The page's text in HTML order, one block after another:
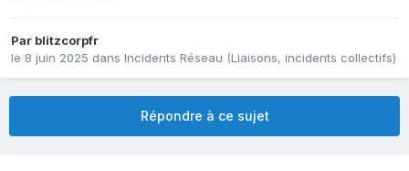
Par blitzcorpfr
le 8 juin 2025 dans Incidents Réseau (Liaisons, incidents collectifs)
Répondre à ce sujet